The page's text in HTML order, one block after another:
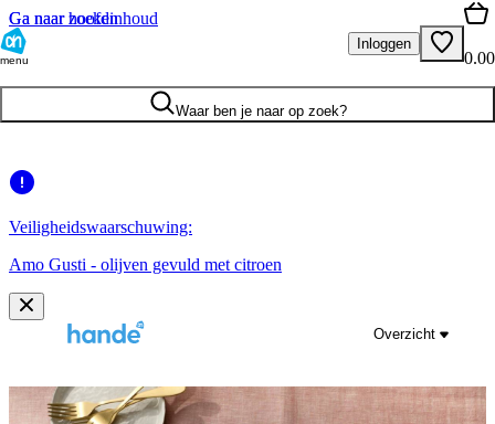
Ga naar hoofdinhoud
Ga naar zoeken
menu
Inloggen
0.00
Waar ben je naar op zoek?
Veiligheidswaarschuwing:
Amo Gusti - olijven gevuld met citroen
Overzicht